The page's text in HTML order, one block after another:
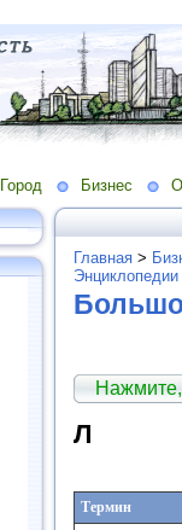
Город Бизнес
Главная >
Энциклопедии
Л
Термин